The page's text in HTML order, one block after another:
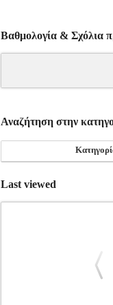
Βαθμολογία & Σχόλια
Αναζήτηση στην
Last viewed